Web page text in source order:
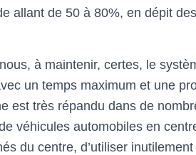
allant de 50 à 80%, en dépit
à maintenir, certes, le
un temps maximum et une
est très répandu dans de
véhicules automobiles en
du centre, d’utiliser